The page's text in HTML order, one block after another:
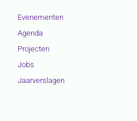
Evenementen
Agenda
Projecten
Jobs
Jaarverslagen